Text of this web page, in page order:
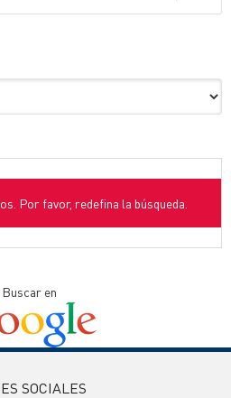
Por favor, redefina la búsqueda.
Buscar en
SOCIALES